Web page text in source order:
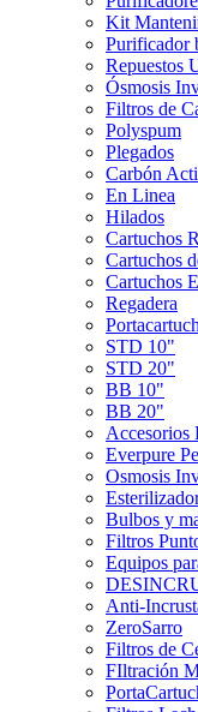
Kit
Purificador
Repuestos
Ósmosis
Filtros de
Polyspum
Plegados
Carbón
En Linea
Hilados
Cartuchos
Cartuchos
Cartuchos
Regadera
STD 10"
STD 20"
BB 10"
BB 20"
Accesorios
Everpure
Osmosis
Bulbos y
Filtros
Equipos
Anti-
ZeroSarro
Filtros de
FIltración